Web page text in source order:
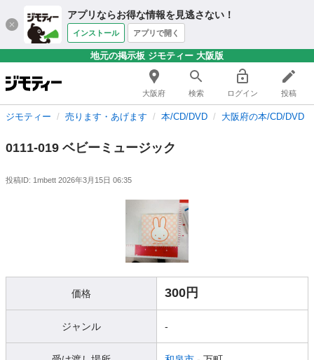
アプリならお得な情報を見逃さない！
インストール アプリで開く
地元の掲示板 ジモティー 大阪版
大阪府 検索 ログイン 投稿
ジモティー 売ります・あげます 本/CD/DVD 大阪府の本/CD/DVD
0111-019 ベビーミュージック
投稿ID: 1mbett 2026年3月15日 06:35
価格 300円
ジャンル -